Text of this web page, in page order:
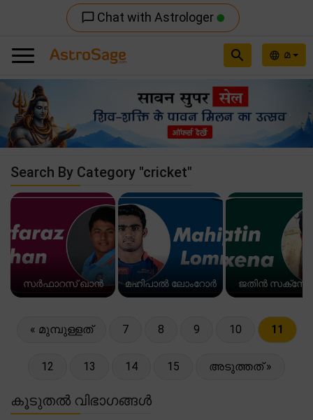
chat_bubble_outline Chat with Astrologer
language മ
search
Previous
Search By Category "cricket"
സർഫാറസ് ഖാൻ മഹിപാൽ ലോംറോർ ജതിൻ
« മുമ്പുള്ളത് 7 8 9 10 11
12 13 14 15 അടുത്തത് »
കൂടുതൽ വിഭാഗങ്ങൾ